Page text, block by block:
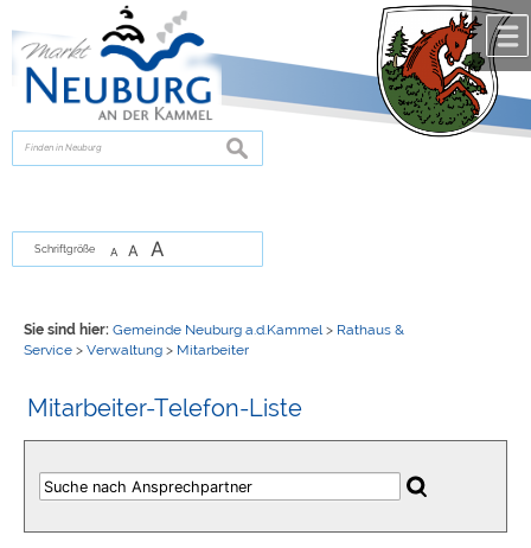
zur Navigationoder
springen.
suchen
Schriftgröße A A A
Sie sind hier: Gemeinde Neuburg a.d.Kammel > Rathaus &
Service> Verwaltung> Mitarbeiter
Mitarbeiter-Telefon-Liste